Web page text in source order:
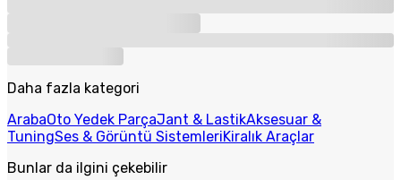
Daha fazla kategori
ArabaOto Yedek ParçaJant & LastikAksesuar &
TuningSes & Görüntü SistemleriKiralık Araçlar
Bunlar da ilgini çekebilir